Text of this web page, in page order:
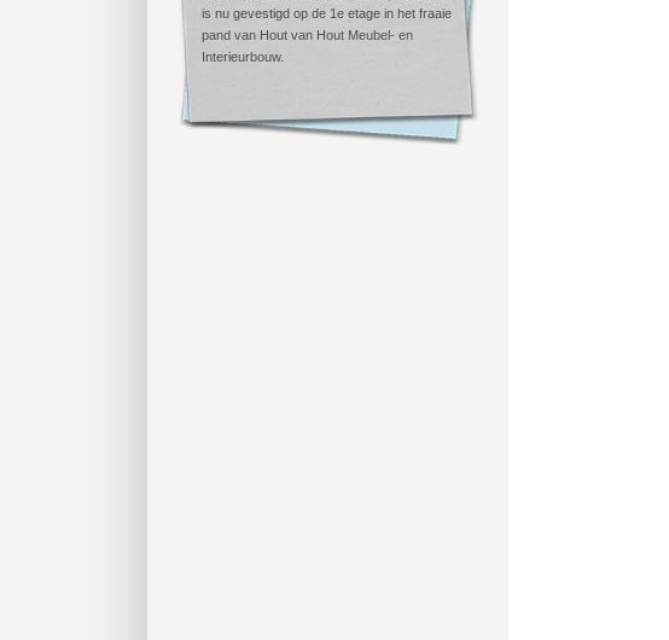
is nu gevestigd op de 1e etage in het fraaie
pand van Hout van Hout Meubel- en
Interieurbouw.